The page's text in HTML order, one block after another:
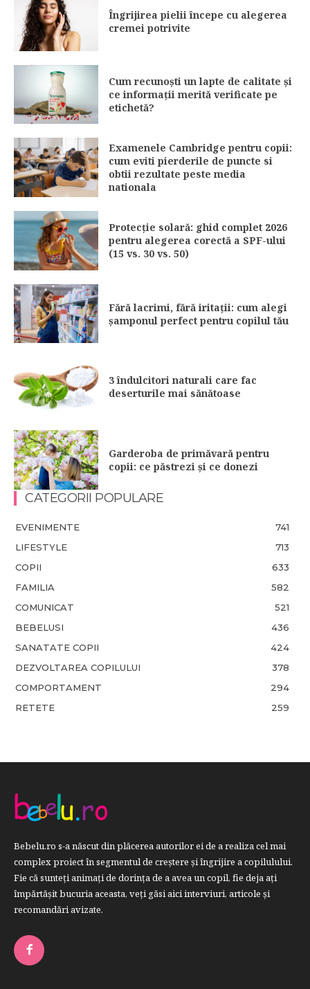
Îngrijirea pielii începe cu alegerea
cremei potrivite
Cum recunoști un lapte de calitate și
ce informații merită verificate pe
etichetă?
Examenele Cambridge pentru copii:
cum eviti pierderile de puncte si
obtii rezultate peste media
nationala
Protecție solară: ghid complet 2026
pentru alegerea corectă a SPF-ului
(15 vs. 30 vs. 50)
Fără lacrimi, fără iritații: cum alegi
șamponul perfect pentru copilul tău
3 îndulcitori naturali care fac
deserturile mai sănătoase
Garderoba de primăvară pentru
copii: ce păstrezi și ce donezi
CATEGORII POPULARE
EVENIMENTE
741
LIFESTYLE
713
COPII
633
FAMILIA
582
COMUNICAT
521
BEBELUSI
436
SANATATE COPII
424
DEZVOLTAREA COPILULUI
378
COMPORTAMENT
294
RETETE
259
Bebelu.ro s-a născut din plăcerea autorilor ei de a realiza cel mai
complex proiect în segmentul de creştere şi îngrijire a copilulului.
Fie că sunteţi animaţi de dorinţa de a avea un copil, fie deja aţi
împărtăşit bucuria aceasta, veți găsi aici interviuri, articole şi
recomandări avizate.